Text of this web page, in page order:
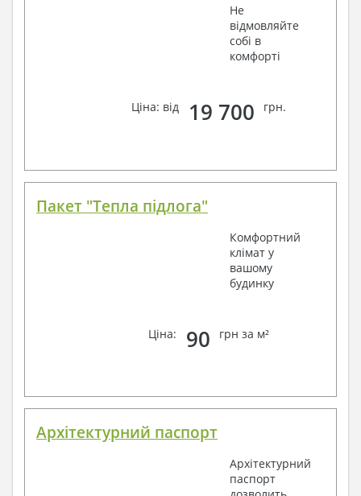
Не
відмовляйте
собі в
комфорті
Ціна: від 19 700 грн.
Пакет "Тепла підлога"
Комфортний
клімат у
вашому
будинку
Ціна: 90 грн за м²
Архітектурний паспорт
Архітектурний
паспорт